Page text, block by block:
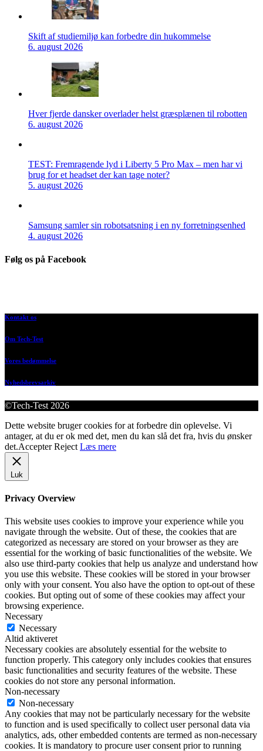
Skift af studiemiljø kan forbedre din hukommelse
6. august 2026
Hver fjerde dansker overlader helst græsplænen til robotten
6. august 2026
TEST: Fremragende lyd i Liberty 5 Pro Max – men har vi
brug for et headset der kan tage noter?
5. august 2026
Samsung samler sin robotsatsning i en ny forretningsenhed
4. august 2026
Følg os på Facebook
Kontakt os
Om Tech-Test
Vores bedømmelse
Nyhedsbrevsarkiv
©Tech-Test 2026
Dette website bruger cookies for at forbedre din oplevelse. Vi
antager, at du er ok med det, men du kan slå det fra, hvis du ønsker
det.Accepter Reject Læs mere
Luk
Privacy Overview
This website uses cookies to improve your experience while you
navigate through the website. Out of these, the cookies that are
categorized as necessary are stored on your browser as they are
essential for the working of basic functionalities of the website. We
also use third-party cookies that help us analyze and understand how
you use this website. These cookies will be stored in your browser
only with your consent. You also have the option to opt-out of these
cookies. But opting out of some of these cookies may affect your
browsing experience.
Necessary
Necessary
Altid aktiveret
Necessary cookies are absolutely essential for the website to
function properly. This category only includes cookies that ensures
basic functionalities and security features of the website. These
cookies do not store any personal information.
Non-necessary
Non-necessary
Any cookies that may not be particularly necessary for the website
to function and is used specifically to collect user personal data via
analytics, ads, other embedded contents are termed as non-necessary
cookies. It is mandatory to procure user consent prior to running